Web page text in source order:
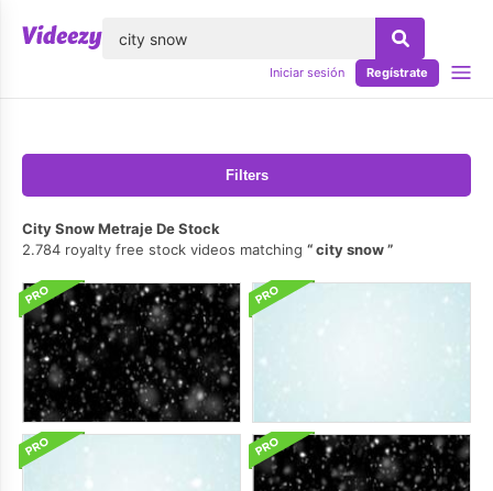
Iniciar sesión Regístrate
Filters
City Snow Metraje De Stock
2.784 royalty free stock videos matching
city snow